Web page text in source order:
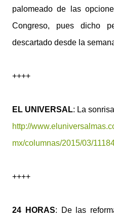
palomeado de las
Congreso, pues dicho
descartado desde la
++++
EL UNIVERSAL: La
http://
mx/columnas/2015/03/
++++
24 HORAS: De las